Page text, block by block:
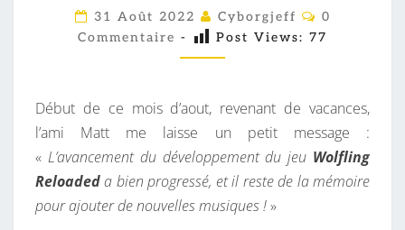
’
O
C
E
P
R
È
31 Août 2022 Cyborgjeff
C
M
A
I
R
E
0
Commentaire - Post Views: 77
Début de ce mois d’aout, revenant de vacances,
l’ami Matt me laisse un petit message :
« L’avancement du développement du jeu Wolfling
Reloadeda bien progressé, et il reste de la mémoire
pour ajouter de nouvelles musiques !»